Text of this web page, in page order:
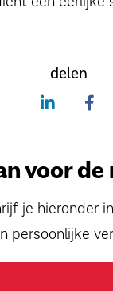
delen
voor
je
persoonlijke